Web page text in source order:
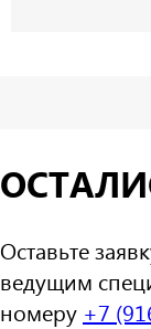
Оставьте
ведущим
номеру +7